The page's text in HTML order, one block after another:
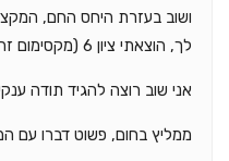
ושוב בעזרת היחס החם,
לך, הוצאתי ציון 6 (מקסימום זה 7).
אני שוב רוצה להגיד תודה
ממליץ בחום, פשוט דברו עם